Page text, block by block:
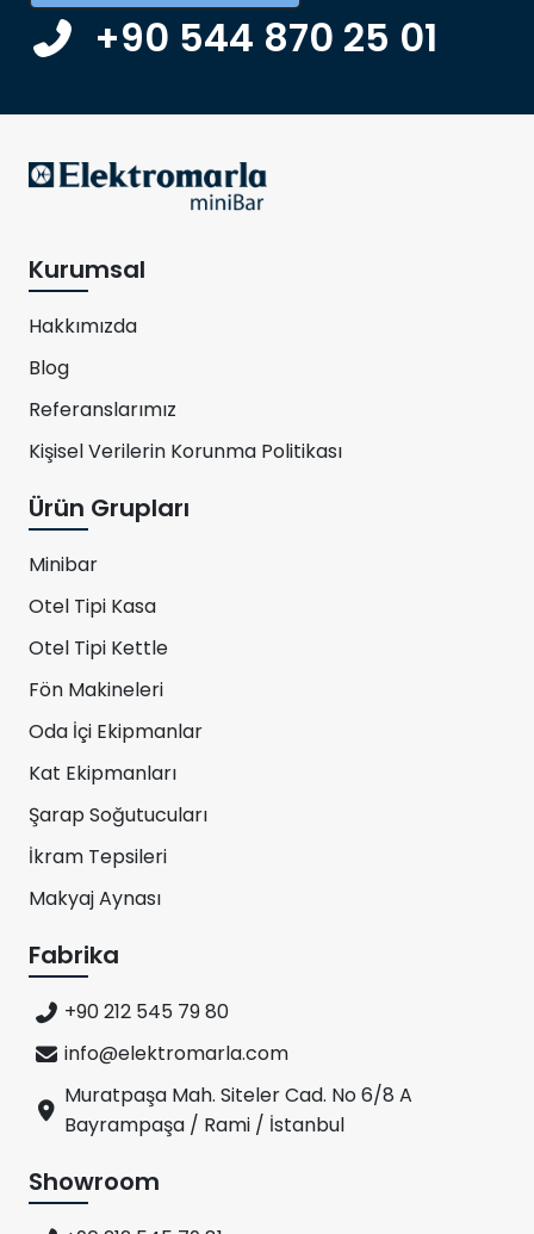
+90 544 870 25 01
Kurumsal
Hakkımızda
Blog
Referanslarımız
Kişisel Verilerin Korunma Politikası
Ürün Grupları
Minibar
Otel Tipi Kasa
Otel Tipi Kettle
Fön Makineleri
Oda İçi Ekipmanlar
Kat Ekipmanları
Şarap Soğutucuları
İkram Tepsileri
Makyaj Aynası
Fabrika
+90 212 545 79 80
info@elektromarla.com
Muratpaşa Mah. Siteler Cad. No 6/8 A
Bayrampaşa / Rami / İstanbul
Showroom